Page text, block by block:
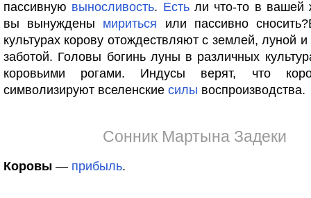
пассивную выносливость. Естьли что-то в вашей
вы вынуждены мириться или пассивно
культурах корову отождествляют с землей, луной
заботой. Головы богинь луны в различных
коровьими рогами. Индусы верят, что
символизируют вселенские силы воспроизводства.
Сонник Мартына Задеки
Коровы — прибыль.